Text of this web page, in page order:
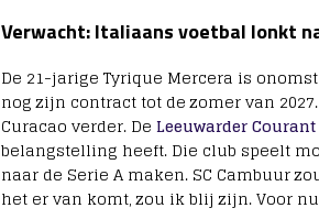
Verwacht: Italiaans voetbal lonkt
De 21-jarige Tyrique Mercera is
nog zijn contract tot de zomer van
Curacao verder. De Leeuwarder Courant
belangstelling heeft. Die club speelt
naar de Serie A maken. SC Cambuur
het er van komt, zou ik blij zijn. Voor